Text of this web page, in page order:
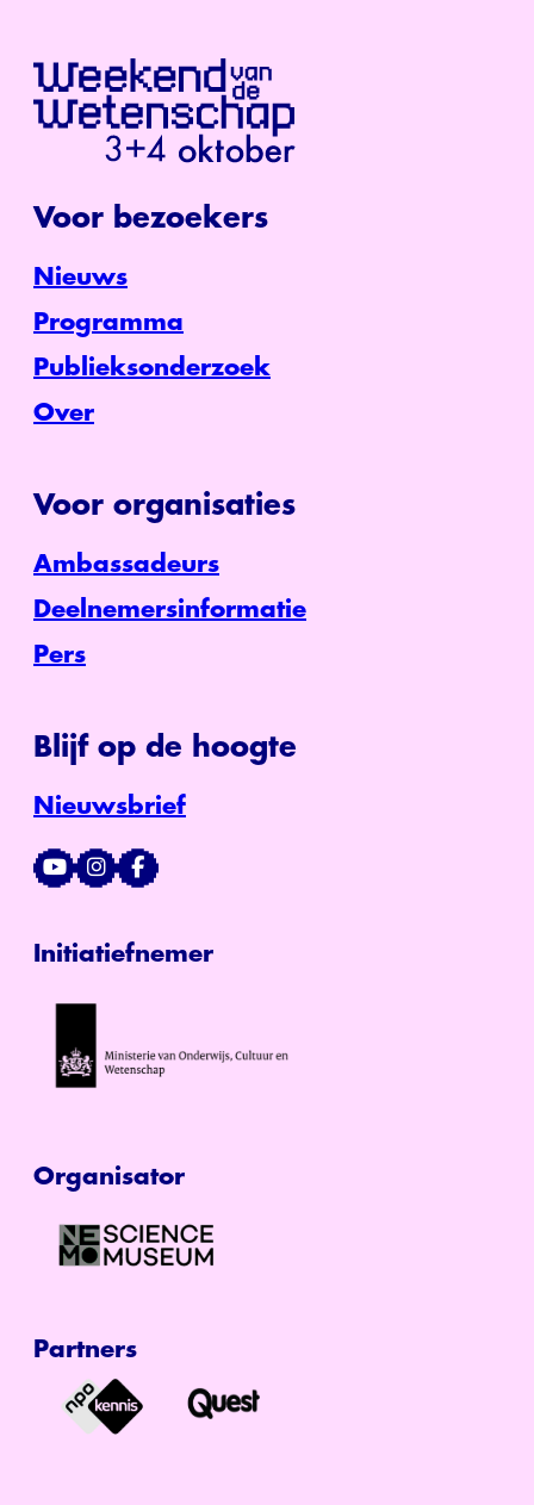
Voor bezoekers
Nieuws
Programma
Publieksonderzoek
Over
Voor organisaties
Ambassadeurs
Deelnemersinformatie
Pers
Blijf op de hoogte
Nieuwsbrief
Initiatiefnemer
Organisator
Partners